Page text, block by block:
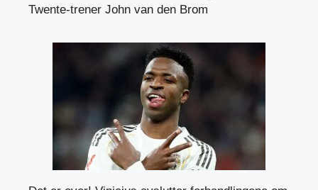
Twente-trener John van den Brom